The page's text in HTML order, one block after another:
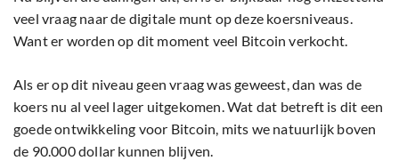
veel vraag naar de digitale munt op deze koersniveaus.
Want er worden op dit moment veel Bitcoin verkocht.
Als er op dit niveau geen vraag was geweest, dan was de
koers nu al veel lager uitgekomen. Wat dat betreft is dit een
goede ontwikkeling voor Bitcoin, mits we natuurlijk boven
de 90.000 dollar kunnen blijven.